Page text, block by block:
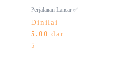
Perjalanan Lancar ✅
Dinilai
5.00 dari
5